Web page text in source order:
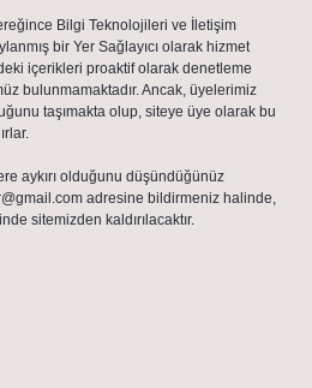
Bilgi Teknolojileri ve İletişim
bir Yer Sağlayıcı olarak hizmet
içerikleri proaktif olarak denetleme
bulunmamaktadır. Ancak, üyelerimiz
taşımakta olup, siteye üye olarak bu
aykırı olduğunu düşündüğünüz
adresine bildirmeniz halinde,
sitemizden kaldırılacaktır.